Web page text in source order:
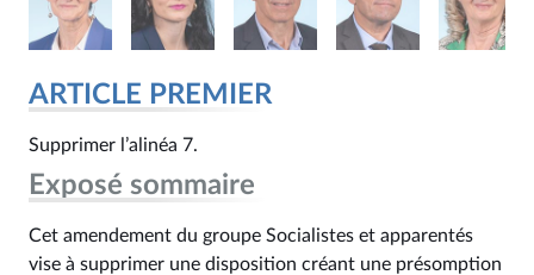
ARTICLE PREMIER
Supprimer l’alinéa 7.
Exposé sommaire
Cet amendement du groupe Socialistes et apparentés
vise à supprimer une disposition créant une présomption